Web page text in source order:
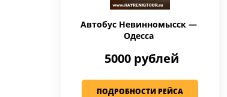
Автобус Невинномысск —
Одесса
5000 рублей
ПОДРОБНОСТИ РЕЙСА